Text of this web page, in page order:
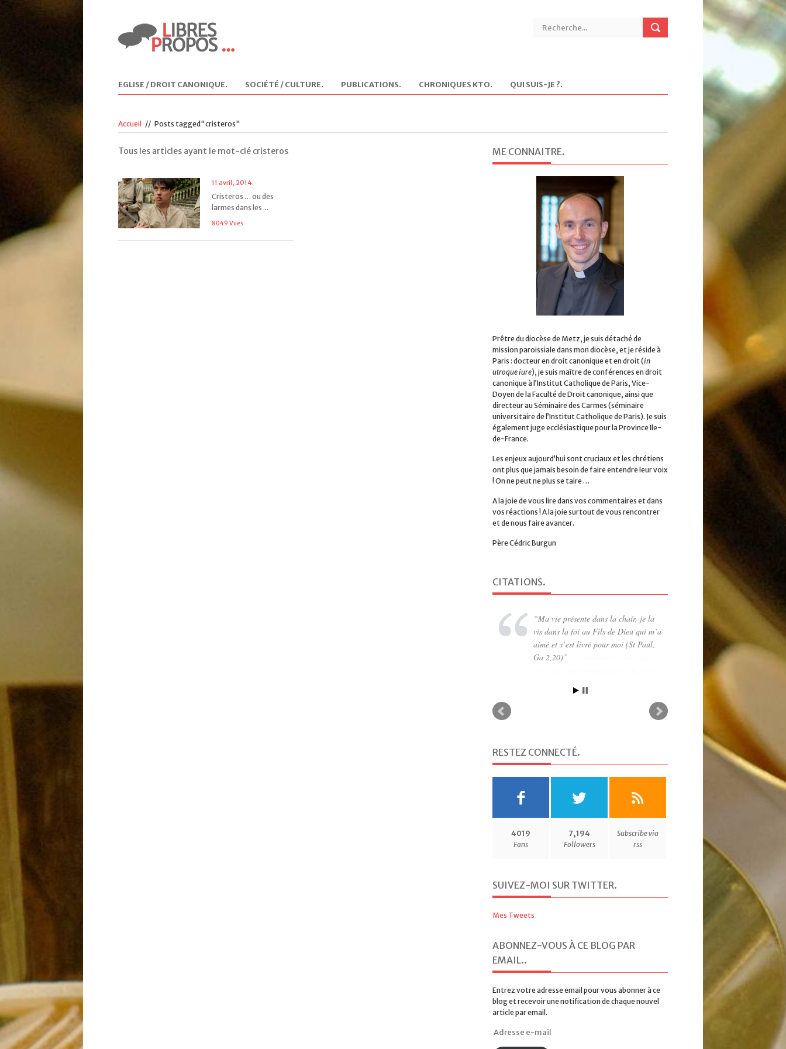
EGLISE / DROIT CANONIQUE. SOCIÉTÉ / CULTURE. PUBLICATIONS. CHRONIQUES KTO. QUI SUIS-JE ?.
Accueil // Posts tagged"cristeros"
Tous les articles ayant le mot-clé cristeros
11 avril, 2014.
Cristeros … ou des
larmes dans les ...
8049 Vues
ME CONNAITRE.
Prêtre du diocèse de Metz, je suis détaché de
mission paroissiale dans mon diocèse, et je réside à
Paris : docteur en droit canonique et en droit (in
utroque iure), je suis maître de conférences en droit
canonique à l’Institut Catholique de Paris, Vice-
Doyen de la Faculté de Droit canonique, ainsi que
directeur au Séminaire des Carmes (séminaire
universitaire de l’Institut Catholique de Paris). Je suis
également juge ecclésiastique pour la Province Ile-
de-France.
Les enjeux aujourd’hui sont cruciaux et les chrétiens
ont plus que jamais besoin de faire entendre leur voix
! On ne peut ne plus se taire …
A la joie de vous lire dans vos commentaires et dans
vos réactions ! A la joie surtout de vous rencontrer
et de nous faire avancer.
Père Cédric Burgun
CITATIONS.
Ma vie présente dans la chair, je la
vis dans la foi au Fils de Dieu qui m’a
aimé et s’est livré pour moi (St Paul,
Ga 2,20)
RESTEZ CONNECTÉ.
4019
Fans
7,194
Followers
Subscribe via
rss
SUIVEZ-MOI SUR TWITTER.
Mes Tweets
ABONNEZ-VOUS À CE BLOG PAR
EMAIL..
Entrez votre adresse email pour vous abonner à ce
blog et recevoir une notification de chaque nouvel
article par email.
Adresse